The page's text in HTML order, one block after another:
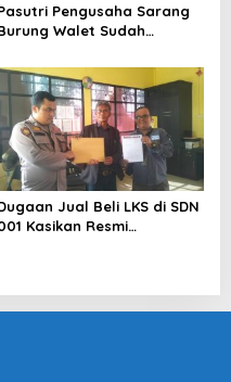
Pengusaha Sarang
Walet Sudah
Desak Polda Jambi
Lakukan Penahanan
Jual Beli LKS di SDN
Kasikan Resmi